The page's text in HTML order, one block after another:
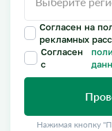
Согласен на
рекламных
Согласен
с
Нажимая кнопку